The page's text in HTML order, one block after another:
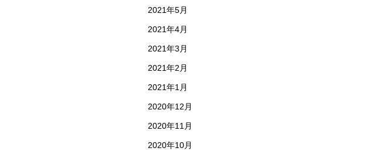
2021年5月
2021年4月
2021年3月
2021年2月
2021年1月
2020年12月
2020年11月
2020年10月